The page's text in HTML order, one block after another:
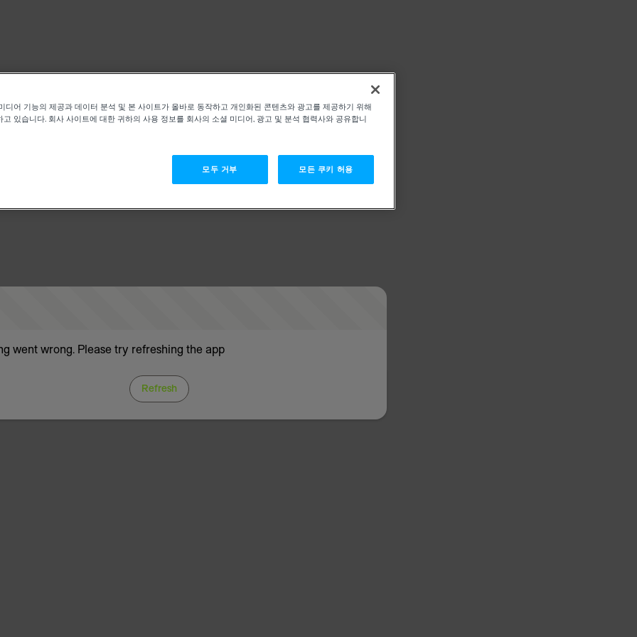
went wrong. Please try refreshing the app
Refresh
디어 기능의 제공과 데이터 분석 및 본 사이트가 올바로 동작하고 개인화된 콘텐츠와 광고를 제공하기 위해
고 있습니다. 회사 사이트에 대한 귀하의 사용 정보를 회사의 소셜 미디어, 광고 및 분석 협력사와 공유합니
모두 거부 모든 쿠키 허용